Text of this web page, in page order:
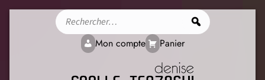
Mon compte Panier